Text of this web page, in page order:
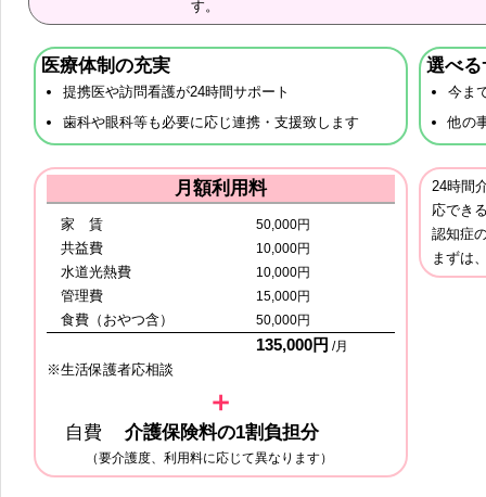
す。
医療体制の充実
提携医や訪問看護が24時間サポート
歯科や眼科等も必要に応じ連携・支援致します
選べ
今ま
他の
月額利用料
家 賃 50,000円
共益費 10,000円
水道光熱費 10,000円
管理費 15,000円
食費（おやつ含） 50,000円
135,000円 /月
※生活保護者応相談
＋
自費 介護保険料の1割負担分
（要介護度、利用料に応じて異なります）
24時間
応でき
認知症
まずは